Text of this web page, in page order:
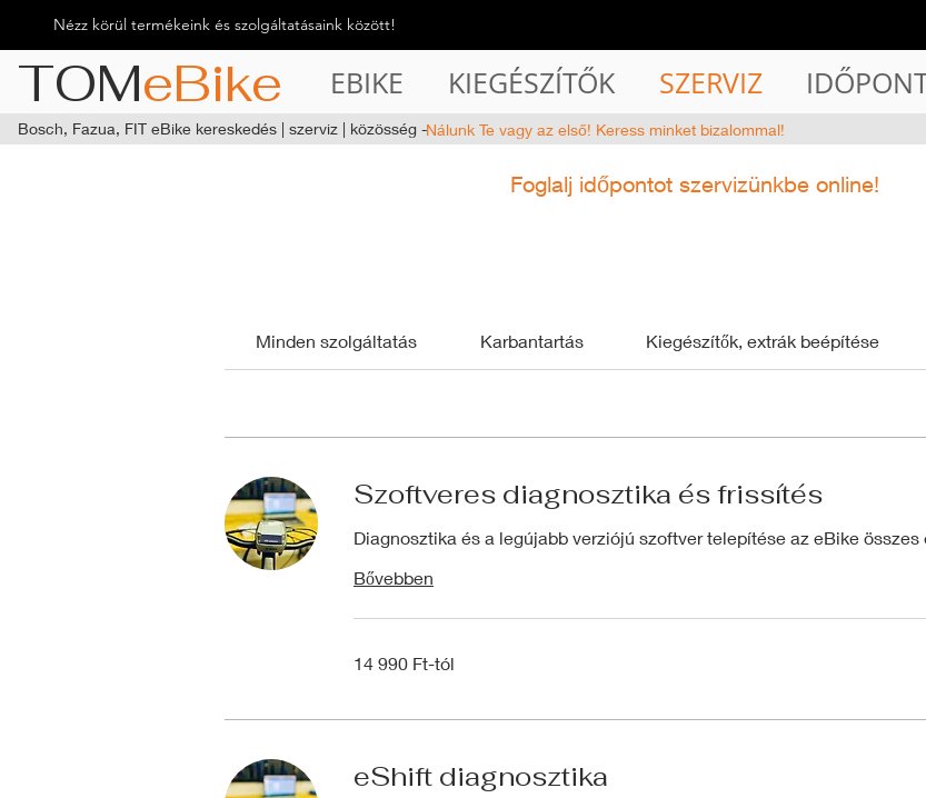
Nézz körül termékeink és szolgáltatásaink között!
EBIKE KIEGÉSZÍTŐK SZERVIZ
Bosch, Fazua, FIT eBike kereskedés | szerviz | közösség -Nálunk Te vagy az első! Keress minket bizalommal!
TOMeBike
Foglalj időpontot szervizünkbe online!
Minden szolgáltatás Karbantartás Kiegészítők, extrák beépítése
Szoftveres diagnosztika és frissítés
Diagnosztika és a legújabb verziójú szoftver telepítése az eBike összes
Bővebben
990
14 990 Ft-tól
eShift diagnosztika